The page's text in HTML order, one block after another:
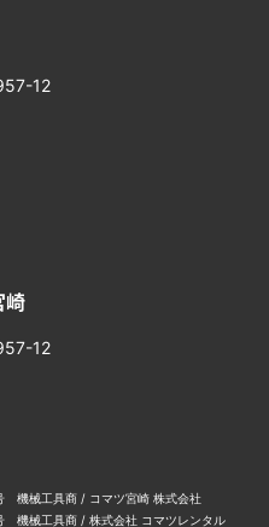
12
崎
12
機械工具商 / コマツ宮崎 株式会社
機械工具商 / 株式会社 コマツレンタル